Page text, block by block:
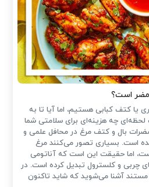
مضر است؟
یا کتف کبابی هستیم، اما آیا تا به
لحظه‌ای چه هزینه‌ای برای سلامتی شما
مضرات بال و کتف مرغ در محافل علمی و
است. بسیاری تصور می‌کنند مرغ
اما حقیقت این است که آناتومی
چربی و کلسترول تبدیل کرده است. در
علمی و مستند آشنا می‌شوید که شاید تاکنون